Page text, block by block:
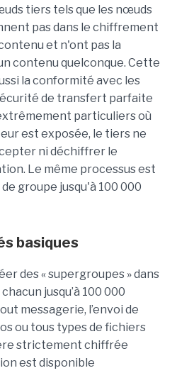
tiers tels que les nœuds
pas dans le chiffrement
et n'ont pas la
contenu quelconque. Cette
la conformité avec les
de transfert parfaite
extrêmement particuliers où
est exposée, le tiers ne
ni déchiffrer le
Le même processus est
groupe jusqu'à 100 000
basiques
des « supergroupes » dans
jusqu’à 100 000
messagerie, l’envoi de
ou tous types de fichiers
strictement chiffrée
est disponible